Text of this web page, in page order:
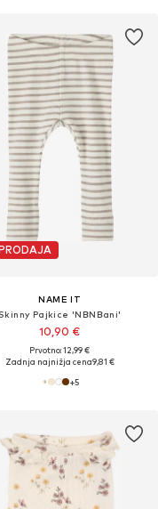
NAME IT
Skinny Pajkice 'NBNBani'
10,90 €
Prvotno: 12,99 €
Zadnja najnižja cena9,81 €
+5